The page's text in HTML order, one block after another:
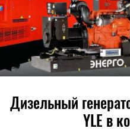
Дизельный
YLE в